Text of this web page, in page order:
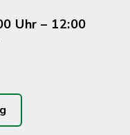
Uhr – 12:00